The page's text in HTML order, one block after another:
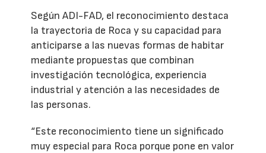
Según ADI-FAD, el reconocimiento destaca
la trayectoria de Roca y su capacidad para
anticiparse a las nuevas formas de habitar
mediante propuestas que combinan
investigación tecnológica, experiencia
industrial y atención a las necesidades de
las personas.
“Este reconocimiento tiene un significado
muy especial para Roca porque pone en valor